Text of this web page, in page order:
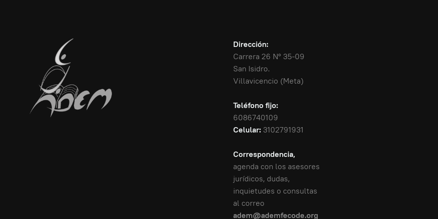
Dirección:
Carrera 26 N° 35-09
San Isidro.
Villavicencio (Meta)
Teléfono fijo:
6086740109
Celular: 3102791931
Correspondencia,
agenda con los asesores
jurídicos, dudas,
inquietudes o consultas
al correo
adem@ademfecode.org